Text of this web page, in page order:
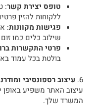
טופס יצירת קשר:
ללקוחות להזין
פגישות מקוונות:
שילוב כלים כמו
פרטי התקשרות
בולטת בכל עמוד
6. עיצוב רספונסיבי
עיצוב האתר משפיע באופן
המשרד שלך.